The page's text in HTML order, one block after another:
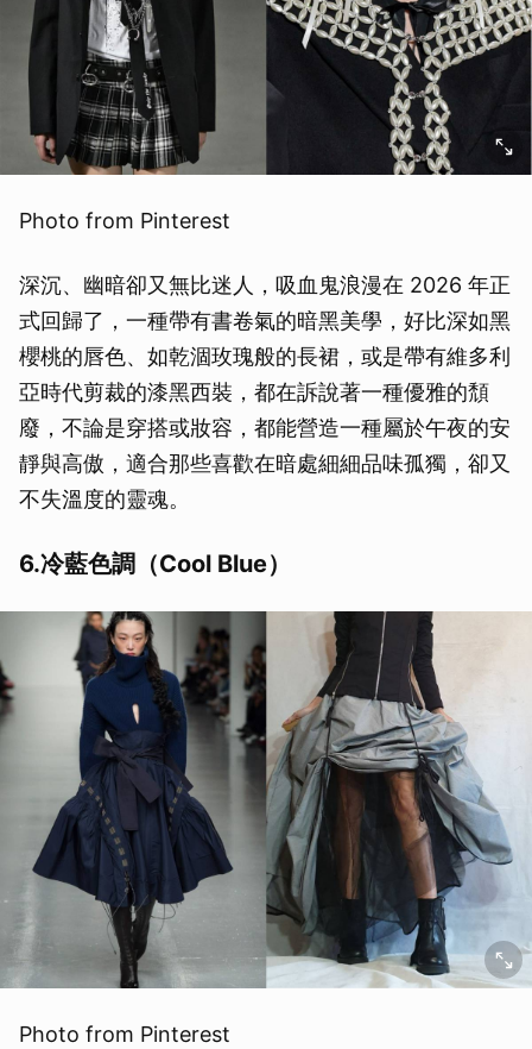
Photo from Pinterest
深沉、幽暗卻又無比迷人，吸血鬼浪漫在 2026 年正
式回歸了，一種帶有書卷氣的暗黑美學，好比深如黑
櫻桃的唇色、如乾涸玫瑰般的長裙，或是帶有維多利
亞時代剪裁的漆黑西裝，都在訴說著一種優雅的頹
廢，不論是穿搭或妝容，都能營造一種屬於午夜的安
靜與高傲，適合那些喜歡在暗處細細品味孤獨，卻又
不失溫度的靈魂。
6.冷藍色調（Cool Blue）
Photo from Pinterest